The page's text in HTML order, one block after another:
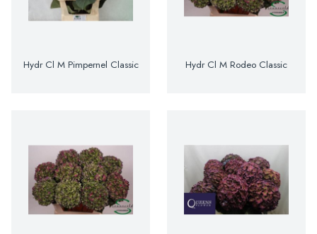
Hydr Cl M Pimpernel Classic Hydr Cl M Rodeo Classic